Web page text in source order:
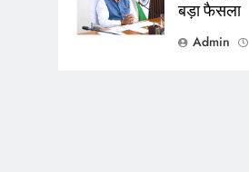
बड़ा फैसला
Admin